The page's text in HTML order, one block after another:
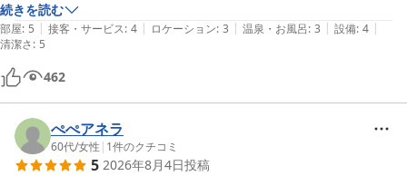
も便利です。お値段もリーズナブルで、また機会があったら利用したい
ホテルですね。
続きを読む
部屋: 5 | 接客・サービス: 4 | ロケーション: 3 | 温泉・お風呂: 3 | 設備: 4 |
清潔さ: 5
462
ぺぺアネラ
60代/女性 | 1件のクチコミ
5 2026年8月4日投稿